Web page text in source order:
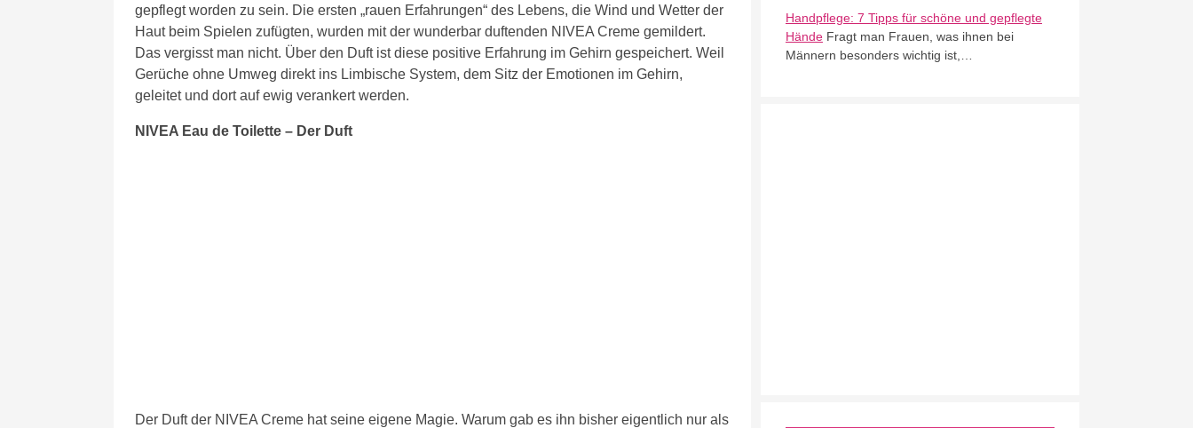
gepflegt worden zu sein. Die ersten „rauen Erfahrungen“ des Lebens, die Wind und Wetter der
Haut beim Spielen zufügten, wurden mit der wunderbar duftenden NIVEA Creme gemildert.
Das vergisst man nicht. Über den Duft ist diese positive Erfahrung im Gehirn gespeichert. Weil
Gerüche ohne Umweg direkt ins Limbische System, dem Sitz der Emotionen im Gehirn,
geleitet und dort auf ewig verankert werden.
NIVEA Eau de Toilette – Der Duft
Der Duft der NIVEA Creme hat seine eigene Magie. Warum gab es ihn bisher eigentlich nur als
Handpflege: 7 Tipps für schöne und gepflegte
HändeFragt man Frauen, was ihnen bei
Männern besonders wichtig ist,…